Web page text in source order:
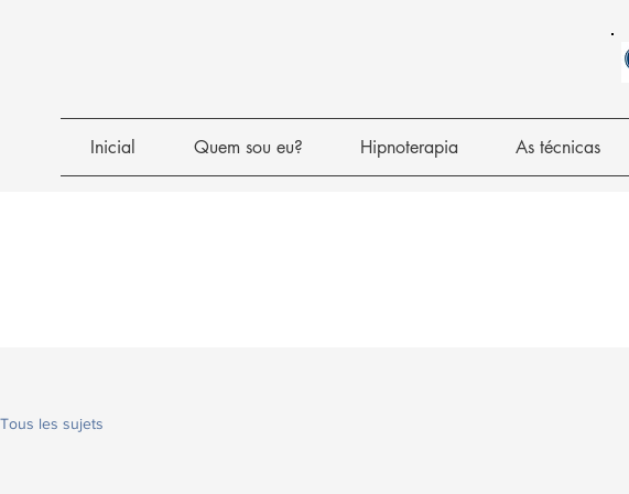
Inicial Quem sou eu? Hipnoterapia As técnicas
Tous les sujets